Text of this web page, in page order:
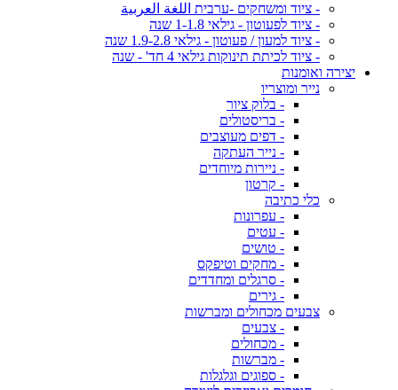
- ציוד ומשחקים -ערבית اللغة العربية
- ציוד לפעוטון - גילאי 1-1.8 שנה
- ציוד למעון / פעוטון - גילאי 1.9-2.8 שנה
- ציוד לכיתת תינוקות גילאי 4 חד' - שנה
יצירה ואומנות
נייר ומוצריו
- בלוק ציור
- בריסטולים
- דפים מעוצבים
- נייר העתקה
- ניירות מיוחדים
- קרטון
כלי כתיבה
- עפרונות
- עטים
- טושים
- מחקים וטיפקס
- סרגלים ומחדדים
- גירים
צבעים מכחולים ומברשות
- צבעים
- מכחולים
- מברשות
- ספוגים וגלגלות